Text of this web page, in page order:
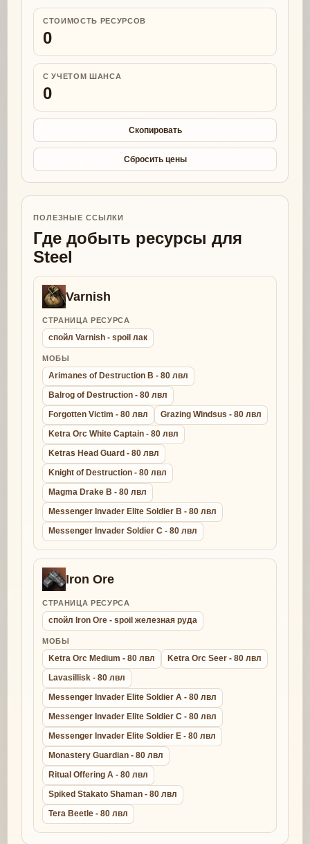
СТОИМОСТЬ РЕСУРСОВ
0
С УЧЕТОМ ШАНСА
0
Скопировать
Сбросить цены
ПОЛЕЗНЫЕ ССЫЛКИ
Где добыть ресурсы для
Steel
Varnish
СТРАНИЦА РЕСУРСА
спойл Varnish - spoil лак
МОБЫ
Arimanes of Destruction B - 80 лвл
Balrog of Destruction - 80 лвл
Forgotten Victim - 80 лвл
Grazing Windsus - 80 лвл
Ketra Orc White Captain - 80 лвл
Ketras Head Guard - 80 лвл
Knight of Destruction - 80 лвл
Magma Drake B - 80 лвл
Messenger Invader Elite Soldier B - 80 лвл
Messenger Invader Soldier C - 80 лвл
Iron Ore
СТРАНИЦА РЕСУРСА
спойл Iron Ore - spoil железная руда
МОБЫ
Ketra Orc Medium - 80 лвл
Ketra Orc Seer - 80 лвл
Lavasillisk - 80 лвл
Messenger Invader Elite Soldier A - 80 лвл
Messenger Invader Elite Soldier C - 80 лвл
Messenger Invader Elite Soldier E - 80 лвл
Monastery Guardian - 80 лвл
Ritual Offering A - 80 лвл
Spiked Stakato Shaman - 80 лвл
Tera Beetle - 80 лвл